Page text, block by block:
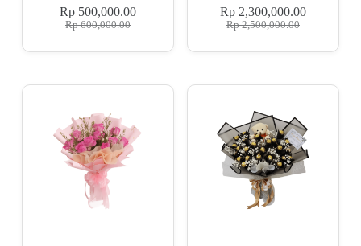
Rp600,000.00
Rp500,000.00
Rp2,500,000.00
Rp 2,300,000.00